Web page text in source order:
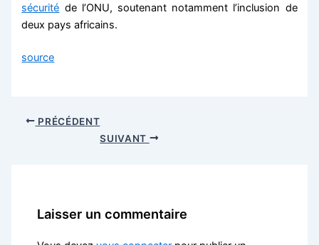
sécurité de l’ONU, soutenant notamment l’inclusion de
deux pays africains.
source
PRÉCÉDENT
SUIVANT
Laisser un commentaire